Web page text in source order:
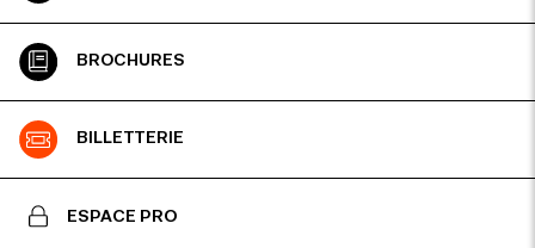
BROCHURES
BILLETTERIE
ESPACE PRO